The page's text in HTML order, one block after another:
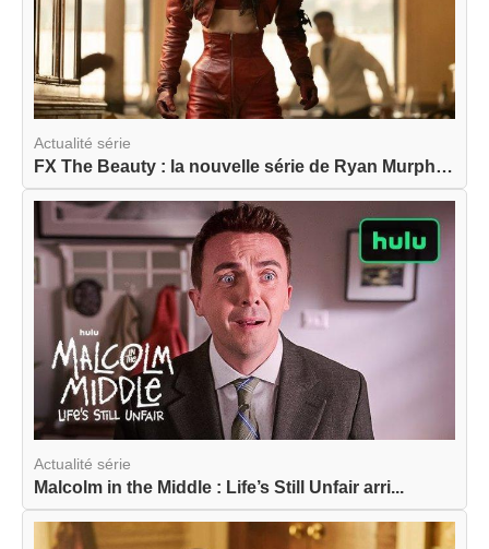
Actualité série
FX The Beauty : la nouvelle série de Ryan Murphy...
Actualité série
Malcolm in the Middle : Life’s Still Unfair arri...